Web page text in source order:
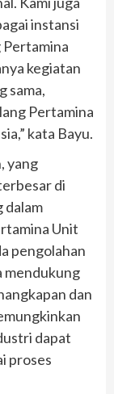
instansi
Pertamina
kegiatan
sama,
Pertamina
kata Bayu.
yang
di
dalam
Unit
pengolahan
mendukung
dan
dapat
proses